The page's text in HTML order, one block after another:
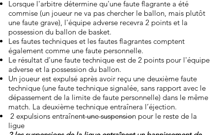
Lorsque l'arbitre détermine qu'une faute flagrante a été
commise (un joueur ne va pas chercher le ballon, mais plutôt
une faute grave), l'équipe adverse recevra 2 points et la
possession du ballon de basket.
Les fautes techniques et les fautes flagrantes comptent
également comme une faute personnelle.
Le résultat d'une faute technique est de 2 points pour l'équipe
adverse et la possession du ballon.
Un joueur est expulsé après avoir reçu une deuxième faute
technique (une faute technique signalée, sans rapport avec le
dépassement de la limite de faute personnelle) dans le même
match. La deuxième technique entraînera l’éjection.
2 expulsions entraînent une suspension pour le reste de la
ligue